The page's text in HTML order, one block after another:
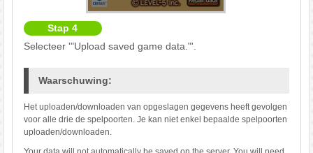
Stap 4
Selecteer '"Upload saved game data."'.
Waarschuwing:
Het uploaden/downloaden van opgeslagen gegevens heeft gevolgen
voor alle drie de spelpoorten. Je kan niet enkel bepaalde spelpoorten
uploaden/downloaden.